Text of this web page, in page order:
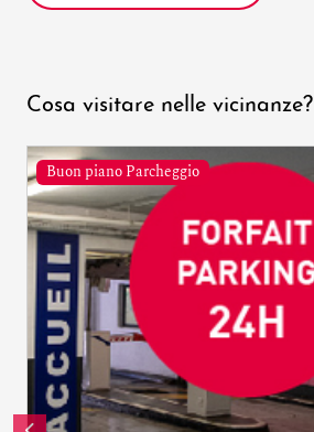
Cosa visitare nelle vicinanze?
Buon piano Parcheggio